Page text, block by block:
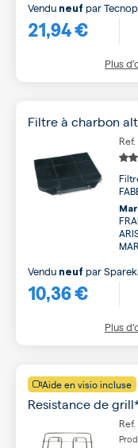
21,94 €
Vendu neuf par
Plus
Filtre à charbon
10,36 €
Vendu neuf par
Plus
Aide en visio incluse
Resistance de